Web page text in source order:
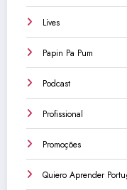
Lives
Papin Pa Pum
Podcast
Profissional
Promoções
Quiero Aprender